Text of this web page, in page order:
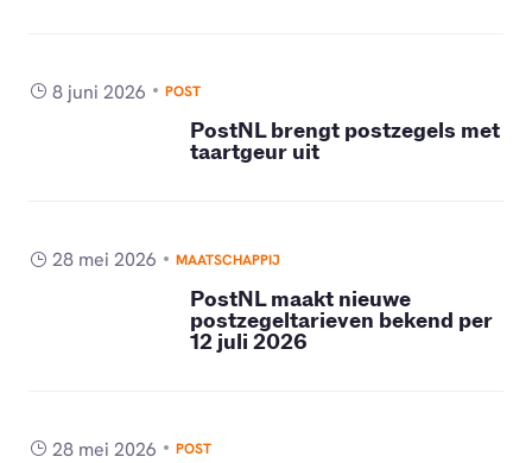
8 juni 2026 POST
PostNL brengt postzegels met
taartgeur uit
28 mei 2026 MAATSCHAPPIJ
PostNL maakt nieuwe
postzegeltarieven bekend per
12 juli 2026
28 mei 2026 POST